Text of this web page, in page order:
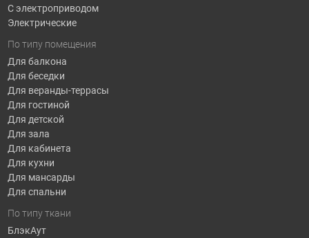
С электроприводом
Электрические
По типу помещения
Для балкона
Для беседки
Для веранды-террасы
Для гостиной
Для детской
Для зала
Для кабинета
Для кухни
Для мансарды
Для спальни
По типу ткани
БлэкАут